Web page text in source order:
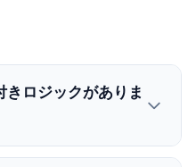
ロジックがありま